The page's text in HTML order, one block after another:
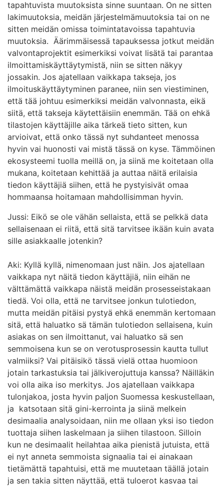
tapahtuvista muutoksista sinne suuntaan. On ne sitten
lakimuutoksia, meidän järjestelmämuutoksia tai on ne
sitten meidän omissa toimintatavoissa tapahtuvia
muutoksia. Äärimmäisessä tapauksessa jotkut meidän
valvontaprojektit esimerkiksi voivat lisätä tai parantaa
ilmoittamiskäyttäytymistä, niin se sitten näkyy
jossakin. Jos ajatellaan vaikkapa takseja, jos
ilmoituskäyttäytyminen paranee, niin sen viestiminen,
että tää johtuu esimerkiksi meidän valvonnasta, eikä
siitä, että takseja käytettäisiin enemmän. Tää on ehkä
tilastojen käyttäjille aika tärkeä tieto sitten, kun
arvioivat, että onko tässä nyt suhdanteet menossa
hyvin vai huonosti vai mistä tässä on kyse. Tämmöinen
ekosysteemi tuolla meillä on, ja siinä me koitetaan olla
mukana, koitetaan kehittää ja auttaa näitä erilaisia
tiedon käyttäjiä siihen, että he pystyisivät omaa
hommaansa hoitamaan mahdollisimman hyvin.
Jussi: Eikö se ole vähän sellaista, että se pelkkä data
sellaisenaan ei riitä, että sitä tarvitsee ikään kuin avata
sille asiakkaalle jotenkin?
Aki: Kyllä kyllä, nimenomaan just näin. Jos ajatellaan
vaikkapa nyt näitä tiedon käyttäjiä, niin eihän ne
välttämättä vaikkapa näistä meidän prosesseistakaan
tiedä. Voi olla, että ne tarvitsee jonkun tulotiedon,
mutta meidän pitäisi pystyä ehkä enemmän kertomaan
sitä, että haluatko sä tämän tulotiedon sellaisena, kuin
asiakas on sen ilmoittanut, vai haluatko sä sen
semmoisena kun se on verotusprosessin kautta tullut
valmiiksi? Vai pitäisikö tässä vielä ottaa huomioon
jotain tarkastuksia tai jälkiverojuttuja kanssa? Näilläkin
voi olla aika iso merkitys. Jos ajatellaan vaikkapa
tulonjakoa, josta hyvin paljon Suomessa keskustellaan,
ja katsotaan sitä gini-kerrointa ja siinä melkein
desimaalia analysoidaan, niin me ollaan yksi iso tiedon
tuottaja siihen laskelmaan ja siihen tilastoon. Silloin
kun ne desimaalit heilahtaa aika pienistä jutuista, että
ei nyt anneta semmoista signaalia tai ei ainakaan
tietämättä tapahtuisi, että me muutetaan täällä jotain
ja sen takia sitten näyttää, että tuloerot kasvaa tai